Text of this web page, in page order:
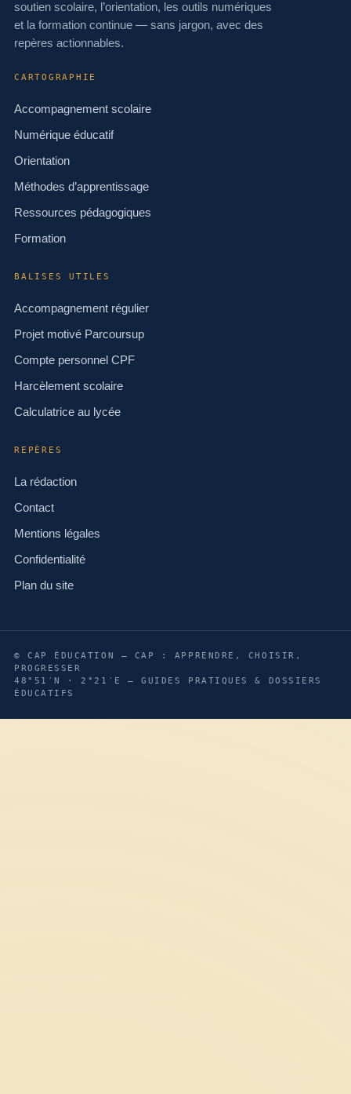
soutien scolaire, l’orientation, les outils numériques
et la formation continue — sans jargon, avec des
repères actionnables.
CARTOGRAPHIE
Accompagnement scolaire
Numérique éducatif
Orientation
Méthodes d’apprentissage
Ressources pédagogiques
Formation
BALISES UTILES
Accompagnement régulier
Projet motivé Parcoursup
Compte personnel CPF
Harcèlement scolaire
Calculatrice au lycée
REPÈRES
La rédaction
Contact
Mentions légales
Confidentialité
Plan du site
© CAP ÉDUCATION — CAP : APPRENDRE, CHOISIR,
PROGRESSER
48°51′N · 2°21′E — GUIDES PRATIQUES & DOSSIERS
ÉDUCATIFS